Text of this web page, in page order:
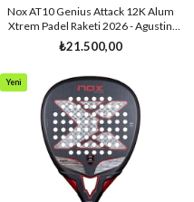
Nox AT10 Genius Attack 12K Alum
Xtrem Padel Raketi 2026 - Agustin
Tapia
₺21.500,00
Yeni